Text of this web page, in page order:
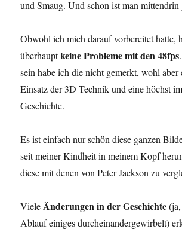
und Smaug. Und schon ist man mittendrin
Obwohl ich mich darauf vorbereitet hatte,
überhauptkeine Probleme mit den 48fps
sein habe ich die nicht gemerkt, wohl aber
Einsatz der 3D Technik und eine höchst
Geschichte.
Es ist einfach nur schön diese ganzen
seit meiner Kindheit in meinem Kopf
diese mit denen von Peter Jackson zu
Viele Änderungen in der Geschichte
Ablauf einiges durcheinandergewirbelt)